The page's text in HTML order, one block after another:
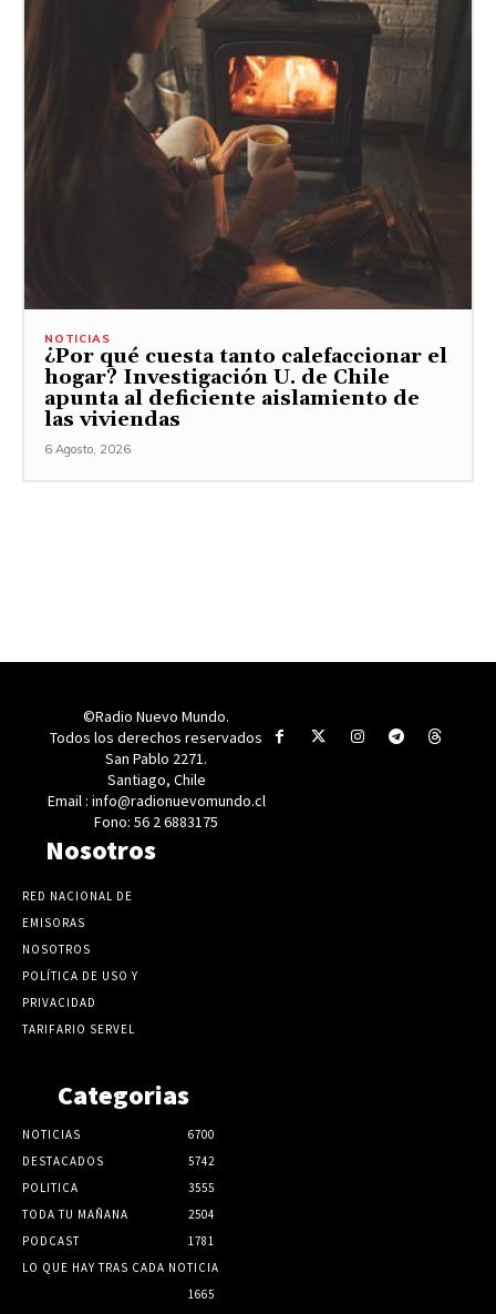
NOTICIAS
¿Por qué cuesta tanto calefaccionar el
hogar? Investigación U. de Chile
apunta al deficiente aislamiento de
las viviendas
6 Agosto, 2026
©Radio Nuevo Mundo.
Todos los derechos reservados
San Pablo 2271.
Santiago, Chile
Email : info@radionuevomundo.cl
Fono: 56 2 6883175
Nosotros
RED NACIONAL DE
EMISORAS
NOSOTROS
POLÍTICA DE USO Y
PRIVACIDAD
TARIFARIO SERVEL
Categorias
NOTICIAS
6700
DESTACADOS
5742
POLITICA
3555
TODA TU MAÑANA
2504
PODCAST
1781
LO QUE HAY TRAS CADA NOTICIA
1665